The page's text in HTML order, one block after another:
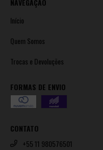
Início
Quem Somos
Trocas e Devoluções
FORMAS DE ENVIO
CONTATO
+55 11 980576501